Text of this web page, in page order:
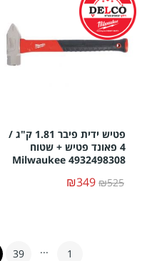
פטיש ידית פיבר 1.81 ק"ג /
4 פאונד פטיש + שטוח
Milwaukee 4932498308
₪525
₪349
1
...
39